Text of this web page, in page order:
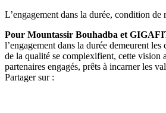
L’engagement dans la durée, condition de
Pour Mountassir Bouhadba et
l’engagement dans la durée demeurent
de la qualité se complexifient, cette vision
partenaires engagés, prêts à incarner les
Partager sur :